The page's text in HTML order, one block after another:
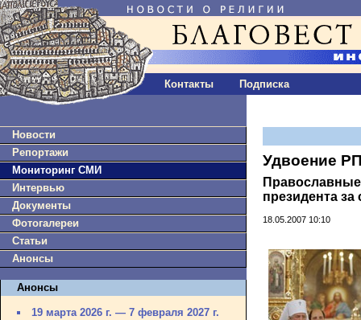
Контакты Подписка
Новости
Репортажи
Мониторинг СМИ
Интервью
Документы
Фотогалереи
Статьи
Анонсы
Анонсы
19 марта 2026 г. — 7 февраля 2027 г.
Удвоение
президента
18.05.2007 10:10